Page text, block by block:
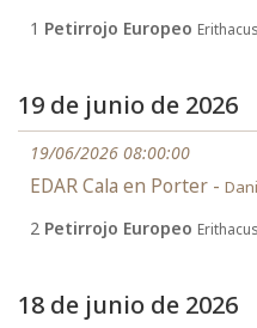
1 Petirrojo Europeo
19 de junio de 2026
19/06/2026 08:00:00
EDAR Cala en Porter -
2 Petirrojo Europeo
18 de junio de 2026